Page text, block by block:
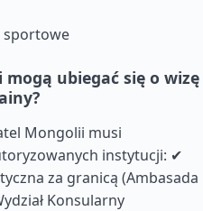
sportowe
ubiegać się o wizę
Mongolii musi
instytucji: ✔
za granicą (Ambasada
Konsularny